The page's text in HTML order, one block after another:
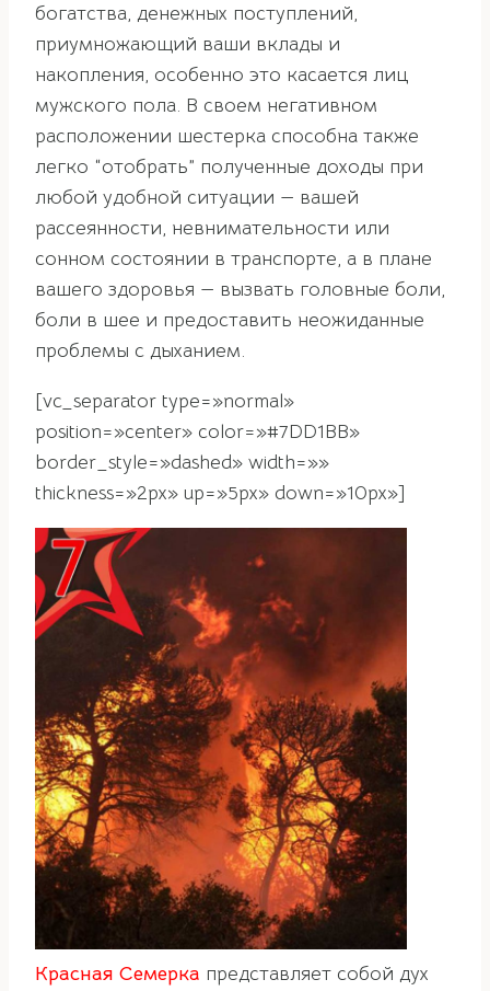
богатства, денежных поступлений,
приумножающий ваши вклады и
накопления, особенно это касается лиц
мужского пола. В своем негативном
расположении шестерка способна также
легко “отобрать” полученные доходы при
любой удобной ситуации — вашей
рассеянности, невнимательности или
сонном состоянии в транспорте, а в плане
вашего здоровья — вызвать головные боли,
боли в шее и предоставить неожиданные
проблемы с дыханием.
[vc_separator type=»normal»
position=»center» color=»#7DD1BB»
border_style=»dashed» width=»»
thickness=»2px» up=»5px» down=»10px»]
Красная Семерка представляет собой дух